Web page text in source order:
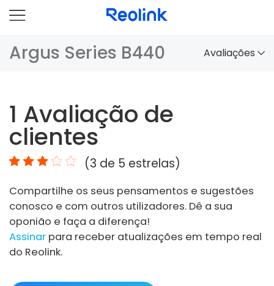
Argus Series B440 Avaliações
Comparação
Acessórios
Vídeo
Especificações
FAQs
1 Avaliação de
clientes
(3 de 5 estrelas)
Compartilhe os seus pensamentos e sugestões
conosco e com outros utilizadores. Dê a sua
oponião e faça a diferença!
Assinar para receber atualizações em tempo real
do Reolink.